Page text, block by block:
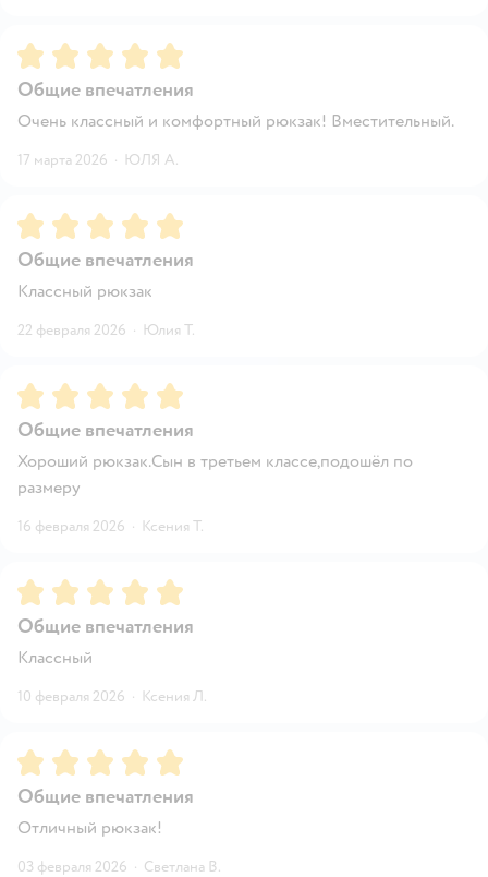
Рейтинг:5
Общие впечатления
Очень классный и комфортный рюкзак! Вместительный.
17 марта 2026 · ЮЛЯ А.
Рейтинг:5
Общие впечатления
Классный рюкзак
22 февраля 2026 · Юлия Т.
Рейтинг:5
Общие впечатления
Хороший рюкзак.Сын в третьем классе,подошёл по
размеру
16 февраля 2026 · Ксения Т.
Рейтинг:5
Общие впечатления
Классный
10 февраля 2026 · Ксения Л.
Рейтинг:5
Общие впечатления
Отличный рюкзак!
03 февраля 2026 · Светлана В.